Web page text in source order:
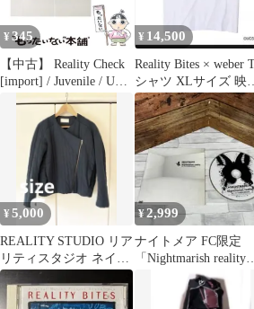
¥ 345
【中古】 Reality Check
[import] / Juvenile / UTP
¥ 14,500
Reality Bites × weber
シャツ XLサイズ 映画
movie
¥5,000
REALITY STUDIO リア
リティスタジオ ネイビ
ー ジャケット
¥2,999
ナイトメア FC限定
「Nightmarish reality」
仙台MACANA